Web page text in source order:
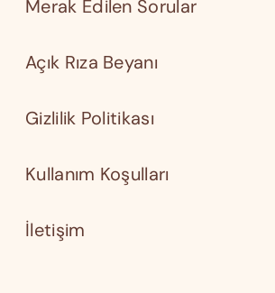
Merak Edilen Sorular
Açık Rıza Beyanı
Gizlilik Politikası
Kullanım Koşulları
İletişim